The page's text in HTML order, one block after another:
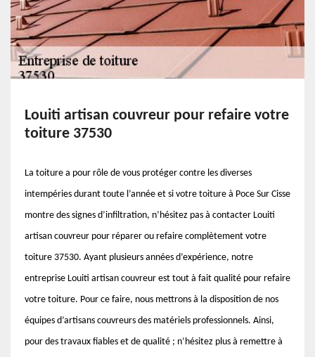
Louiti artisan couvreur pour refaire votre
toiture 37530
La toiture a pour rôle de vous protéger contre les diverses
intempéries durant toute l’année et si votre toiture à Poce Sur Cisse
montre des signes d’infiltration, n’hésitez pas à contacter Louiti
artisan couvreur pour réparer ou refaire complètement votre
toiture 37530. Ayant plusieurs années d’expérience, notre
entreprise Louiti artisan couvreur est tout à fait qualité pour refaire
votre toiture. Pour ce faire, nous mettrons à la disposition de nos
équipes d’artisans couvreurs des matériels professionnels. Ainsi,
pour des travaux fiables et de qualité ; n’hésitez plus à remettre à